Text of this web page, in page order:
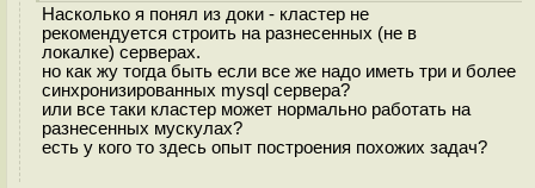
Насколько я понял из доки - кластер не
рекомендуется строить на разнесенных (не в
локалке) серверах.
но как жу тогда быть если все же надо иметь три и более
синхронизированных mysql сервера?
или все таки кластер может нормально работать на
разнесенных мускулах?
есть у кого то здесь опыт построения похожих задач?